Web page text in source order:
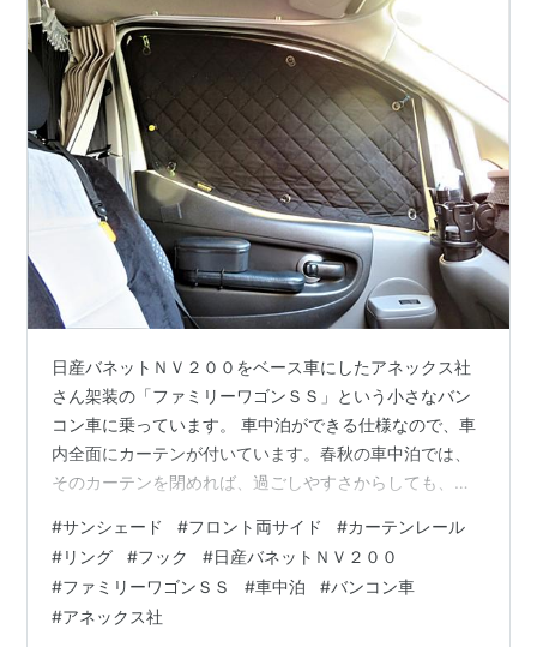
日産バネットＮＶ２００をベース車にしたアネックス社
さん架装の「ファミリーワゴンＳＳ」という小さなバン
コン車に乗っています。 車中泊ができる仕様なので、車
内全面にカーテンが付いています。春秋の車中泊では、
そのカーテンを閉めれば、過ごしやすさからしても、車
す。 しかし、冬や夏になると暖房や冷房が必要になりま
す。外気の影響を少なくするため、カーテン以外にガラ
ス部分へ取り付けるシェードが必要になります。 暑い時
季や寒い時季だからこそ、長距離の運転後の車中泊準備
#サンシェード #フロント両サイド #カーテンレール
#リング #フック #日産バネットＮＶ２００
#ファミリーワゴンＳＳ #車中泊 #バンコン車
#アネックス社